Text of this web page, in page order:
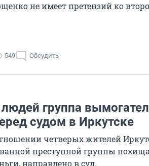
не имеет претензий ко
549 Обсудить
группа
судом в Иркутске
четверых жителей
преступной группы
направлено в суд.